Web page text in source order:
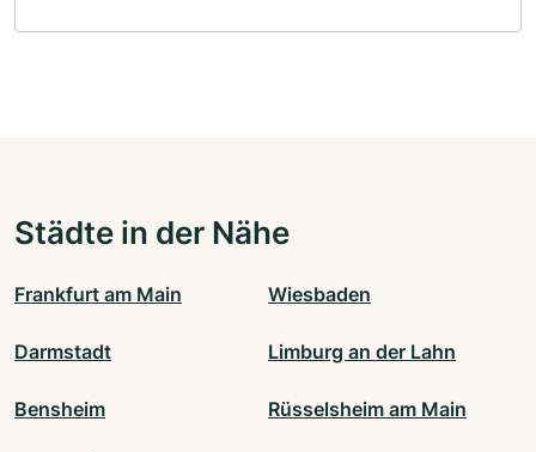
Städte in der Nähe
Frankfurt am Main Wiesbaden
Darmstadt Limburg an der Lahn
Bensheim Rüsselsheim am Main